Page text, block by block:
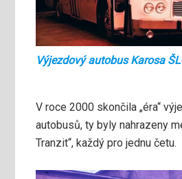
Výjezdový autobus Karosa
V roce 2000 skončila „éra“
autobusů, ty byly nahrazeny
Tranzit“, každý pro jednu četu.